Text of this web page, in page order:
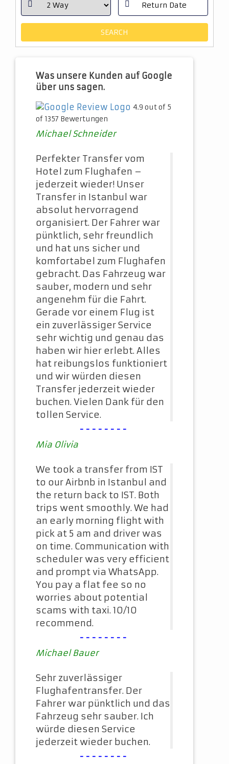
Was unsere Kunden auf Google
über uns sagen.
4.9 out of 5
of 1357 Bewertungen
Michael Schneider
Perfekter Transfer vom
Hotel zum Flughafen –
jederzeit wieder! Unser
Transfer in Istanbul war
absolut hervorragend
organisiert. Der Fahrer war
pünktlich, sehr freundlich
und hat uns sicher und
komfortabel zum Flughafen
gebracht. Das Fahrzeug war
sauber, modern und sehr
angenehm für die Fahrt.
Gerade vor einem Flug ist
ein zuverlässiger Service
sehr wichtig und genau das
haben wir hier erlebt. Alles
hat reibungslos funktioniert
und wir würden diesen
Transfer jederzeit wieder
buchen. Vielen Dank für den
tollen Service.
--------
Mia Olivia
We took a transfer from IST
to our Airbnb in Istanbul and
the return back to IST. Both
trips went smoothly. We had
an early morning flight with
pick at 5 am and driver was
on time. Communication with
scheduler was very efficient
and prompt via WhatsApp.
You pay a flat fee so no
worries about potential
scams with taxi. 10/10
recommend.
--------
Michael Bauer
Sehr zuverlässiger
Flughafentransfer. Der
Fahrer war pünktlich und das
Fahrzeug sehr sauber. Ich
würde diesen Service
jederzeit wieder buchen.
--------